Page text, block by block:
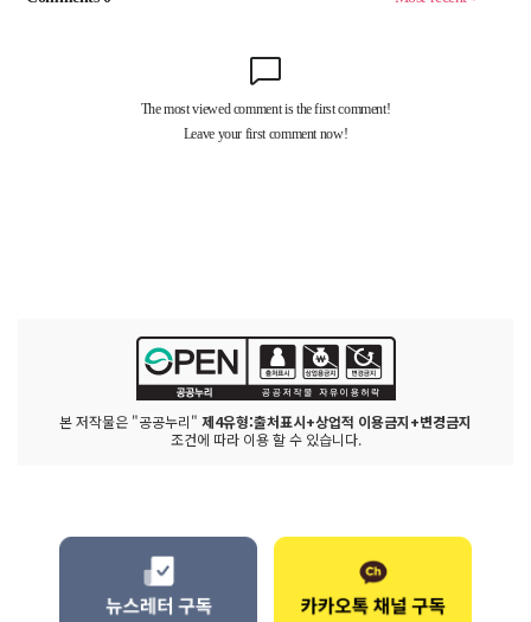
본 저작물은 "공공누리" 제4유형:출처표시+상업적 이용금지+변경금지
조건에 따라 이용 할 수 있습니다.